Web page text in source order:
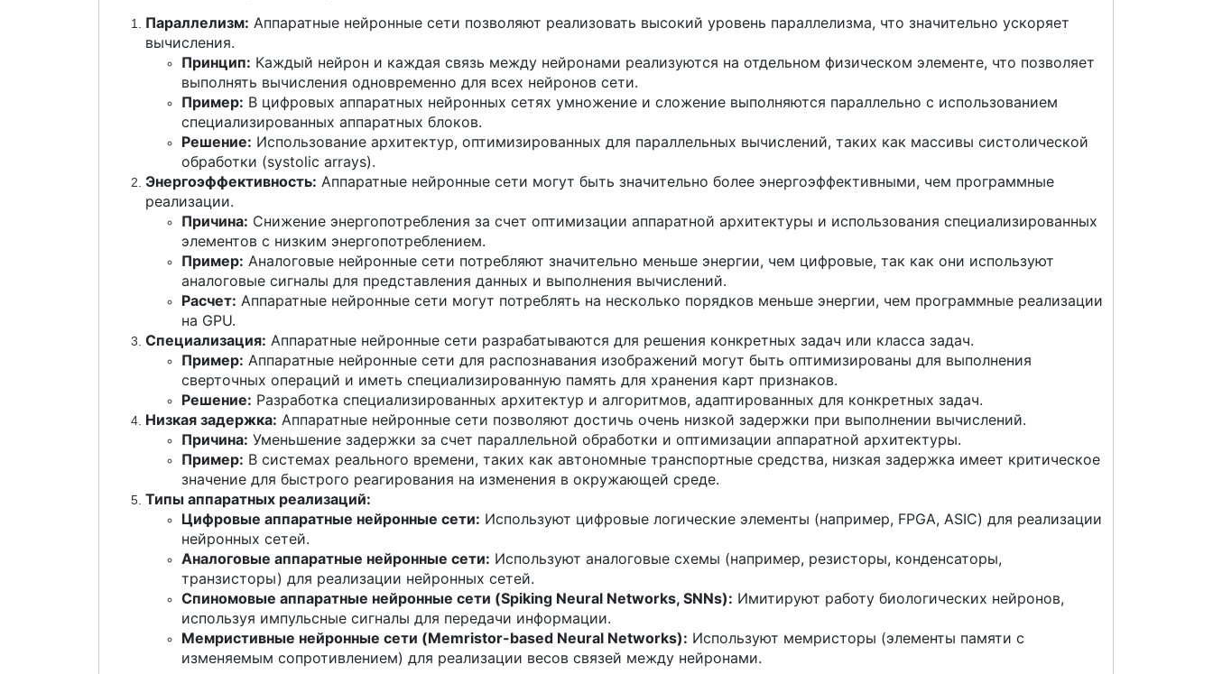
Параллелизм: Аппаратные нейронные сети позволяют реализовать высокий уровень параллелизма, что значительно ускоряет
вычисления.
Принцип: Каждый нейрон и каждая связь между нейронами реализуются на отдельном физическом элементе, что позволяет
выполнять вычисления одновременно для всех нейронов сети.
Пример: В цифровых аппаратных нейронных сетях умножение и сложение выполняются параллельно с использованием
специализированных аппаратных блоков.
Решение: Использование архитектур, оптимизированных для параллельных вычислений, таких как массивы систолической
обработки (systolic arrays).
Энергоэффективность: Аппаратные нейронные сети могут быть значительно более энергоэффективными, чем программные
реализации.
Причина: Снижение энергопотребления за счет оптимизации аппаратной архитектуры и использования специализированных
элементов с низким энергопотреблением.
Пример: Аналоговые нейронные сети потребляют значительно меньше энергии, чем цифровые, так как они используют
аналоговые сигналы для представления данных и выполнения вычислений.
Расчет: Аппаратные нейронные сети могут потреблять на несколько порядков меньше энергии, чем программные реализации
на GPU.
Специализация: Аппаратные нейронные сети разрабатываются для решения конкретных задач или класса задач.
Пример: Аппаратные нейронные сети для распознавания изображений могут быть оптимизированы для выполнения
сверточных операций и иметь специализированную память для хранения карт признаков.
Решение: Разработка специализированных архитектур и алгоритмов, адаптированных для конкретных задач.
Низкая задержка: Аппаратные нейронные сети позволяют достичь очень низкой задержки при выполнении вычислений.
Причина: Уменьшение задержки за счет параллельной обработки и оптимизации аппаратной архитектуры.
Пример: В системах реального времени, таких как автономные транспортные средства, низкая задержка имеет критическое
значение для быстрого реагирования на изменения в окружающей среде.
Типы аппаратных реализаций:
Цифровые аппаратные нейронные сети: Используют цифровые логические элементы (например, FPGA, ASIC) для реализации
нейронных сетей.
Аналоговые аппаратные нейронные сети: Используют аналоговые схемы (например, резисторы, конденсаторы,
транзисторы) для реализации нейронных сетей.
Спиномовые аппаратные нейронные сети (Spiking Neural Networks, SNNs): Имитируют работу биологических нейронов,
используя импульсные сигналы для передачи информации.
Мемристивные нейронные сети (Memristor-based Neural Networks): Используют мемристоры (элементы памяти с
изменяемым сопротивлением) для реализации весов связей между нейронами.